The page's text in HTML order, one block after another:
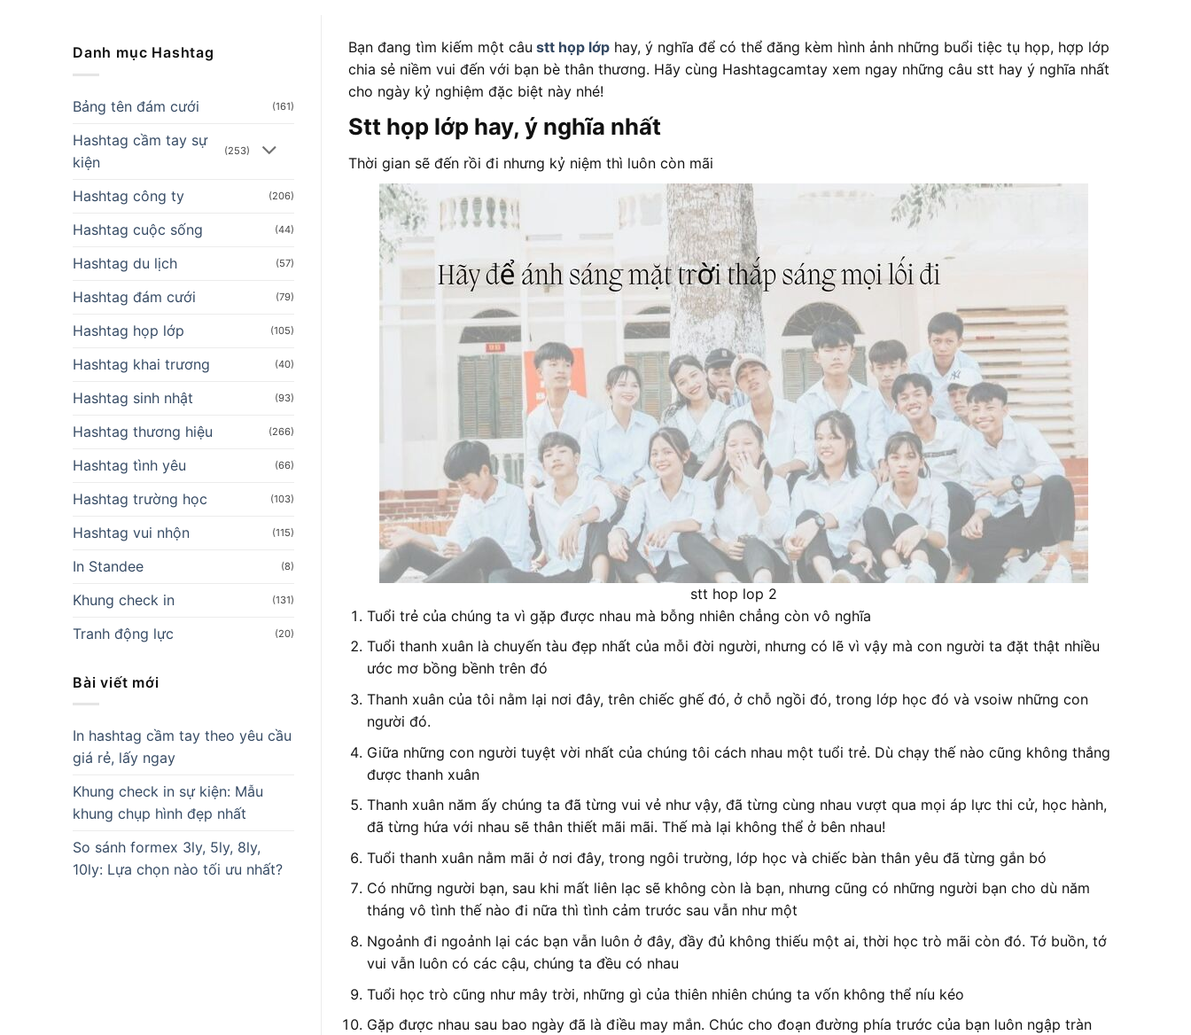
Danh mục Hashtag
Bảng tên đám cưới (161)
Hashtag cầm tay sự
kiện
(253)
Hashtag công ty (206)
Hashtag cuộc sống (44)
Hashtag du lịch (57)
Hashtag đám cưới (79)
Hashtag họp lớp (105)
Hashtag khai trương (40)
Hashtag sinh nhật (93)
Hashtag thương hiệu (266)
Hashtag tình yêu (66)
Hashtag trường học (103)
Hashtag vui nhộn (115)
In Standee (8)
Khung check in (131)
Tranh động lực (20)
Bài viết mới
In hashtag cầm tay theo yêu cầu
giá rẻ, lấy ngay
Khung check in sự kiện: Mẫu
khung chụp hình đẹp nhất
So sánh formex 3ly, 5ly, 8ly,
10ly: Lựa chọn nào tối ưu nhất?
Bạn đang tìm kiếm một câu stt họp lớp hay, ý nghĩa để có thể đăng kèm hình ảnh những buổi tiệc tụ họp, hợp lớp
chia sẻ niềm vui đến với bạn bè thân thương. Hãy cùng Hashtagcamtay xem ngay những câu stt hay ý nghĩa nhất
cho ngày kỷ nghiệm đặc biệt này nhé!
Stt họp lớp hay, ý nghĩa nhất
Thời gian sẽ đến rồi đi nhưng kỷ niệm thì luôn còn mãi
stt hop lop 2
Tuổi trẻ của chúng ta vì gặp được nhau mà bỗng nhiên chẳng còn vô nghĩa
Tuổi thanh xuân là chuyến tàu đẹp nhất của mỗi đời người, nhưng có lẽ vì vậy mà con người ta đặt thật nhiều
ước mơ bồng bềnh trên đó
Thanh xuân của tôi nằm lại nơi đây, trên chiếc ghế đó, ở chỗ ngồi đó, trong lớp học đó và vsoiw những con
người đó.
Giữa những con người tuyệt vời nhất của chúng tôi cách nhau một tuổi trẻ. Dù chạy thế nào cũng không thắng
được thanh xuân
Thanh xuân năm ấy chúng ta đã từng vui vẻ như vậy, đã từng cùng nhau vượt qua mọi áp lực thi cử, học hành,
đã từng hứa với nhau sẽ thân thiết mãi mãi. Thế mà lại không thể ở bên nhau!
Tuổi thanh xuân nằm mãi ở nơi đây, trong ngôi trường, lớp học và chiếc bàn thân yêu đã từng gắn bó
Có những người bạn, sau khi mất liên lạc sẽ không còn là bạn, nhưng cũng có những người bạn cho dù năm
tháng vô tình thế nào đi nữa thì tình cảm trước sau vẫn như một
Ngoảnh đi ngoảnh lại các bạn vẫn luôn ở đây, đầy đủ không thiếu một ai, thời học trò mãi còn đó. Tớ buồn, tớ
vui vẫn luôn có các cậu, chúng ta đều có nhau
Tuổi học trò cũng như mây trời, những gì của thiên nhiên chúng ta vốn không thể níu kéo
Gặp được nhau sau bao ngày đã là điều may mắn. Chúc cho đoạn đường phía trước của bạn luôn ngập tràn